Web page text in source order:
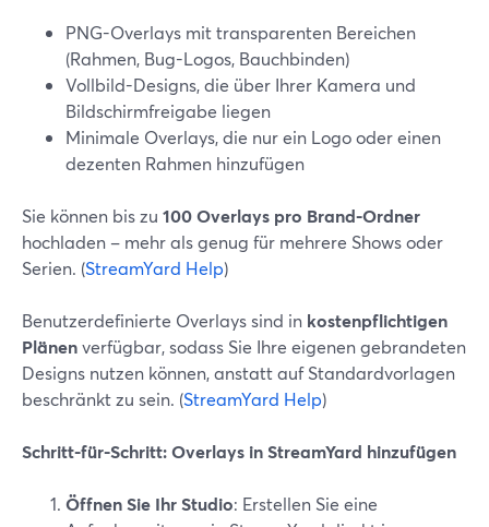
PNG-Overlays mit transparenten Bereichen
(Rahmen, Bug-Logos, Bauchbinden)
Vollbild-Designs, die über Ihrer Kamera und
Bildschirmfreigabe liegen
Minimale Overlays, die nur ein Logo oder einen
dezenten Rahmen hinzufügen
Sie können bis zu 100 Overlays pro Brand-Ordner
hochladen – mehr als genug für mehrere Shows oder
Serien. (StreamYard Help)
Benutzerdefinierte Overlays sind in kostenpflichtigen
Plänenverfügbar, sodass Sie Ihre eigenen gebrandeten
Designs nutzen können, anstatt auf Standardvorlagen
beschränkt zu sein. (StreamYard Help)
Schritt-für-Schritt: Overlays in StreamYard hinzufügen
Öffnen Sie Ihr Studio: Erstellen Sie eine